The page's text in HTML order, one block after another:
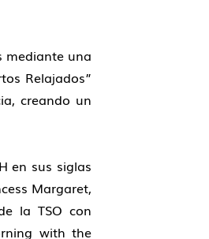
mediante una
Relajados”
creando un
en sus siglas
Margaret,
la TSO con
with the